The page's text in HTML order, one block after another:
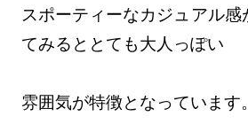
スポーティーなカジュアル
てみるととても大人っぽい
雰囲気が特徴となっています。